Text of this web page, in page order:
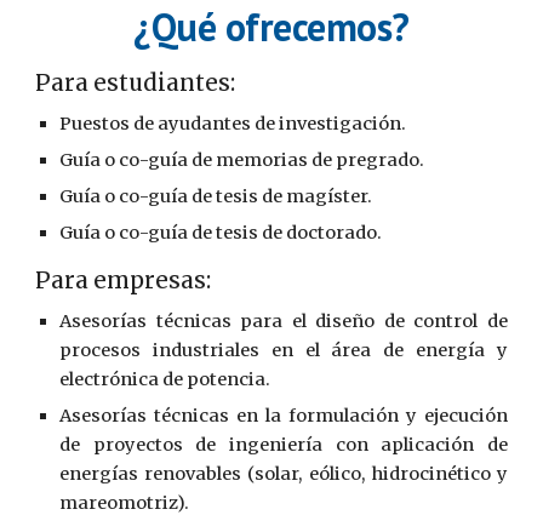
¿Qué ofrecemos?
Para estudiantes:
Puestos de ayudantes de investigación.
Guía o co-guía de memorias de pregrado.
Guía o co-guía de tesis de magíster.
Guía o co-guía de tesis de doctorado.
Para empresas:
Asesorías técnicas para el diseño de control de
procesos industriales en el área de energía y
electrónica de potencia.
Asesorías técnicas en la formulación y ejecución
de proyectos de ingeniería con aplicación de
energías renovables (solar, eólico, hidrocinético y
mareomotriz).